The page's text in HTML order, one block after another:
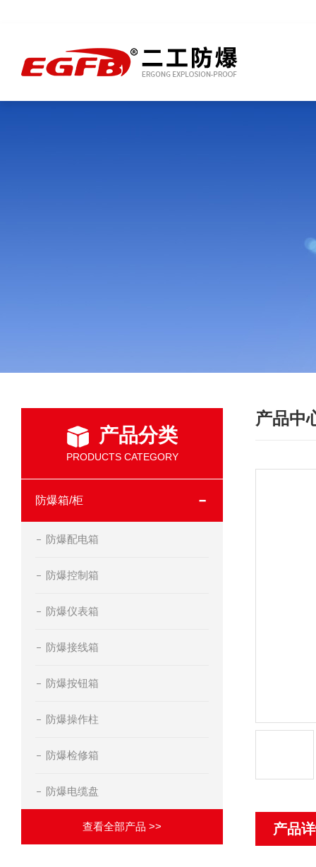
产品分类
PRODUCTS CATEGORY
防爆箱/柜
防爆配电箱
防爆控制箱
防爆仪表箱
防爆接线箱
防爆按钮箱
防爆操作柱
防爆检修箱
防爆电缆盘
查看全部产品 >>
产品中
产品